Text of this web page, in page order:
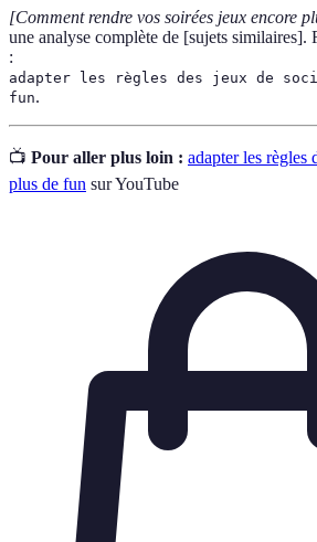
[Comment rendre vos soirées jeux encore
une analyse complète de [sujets similaires].
:
adapter les règles des jeux de
fun.
📺 Pour aller plus loin : adapter les règles
plus de fun sur YouTube